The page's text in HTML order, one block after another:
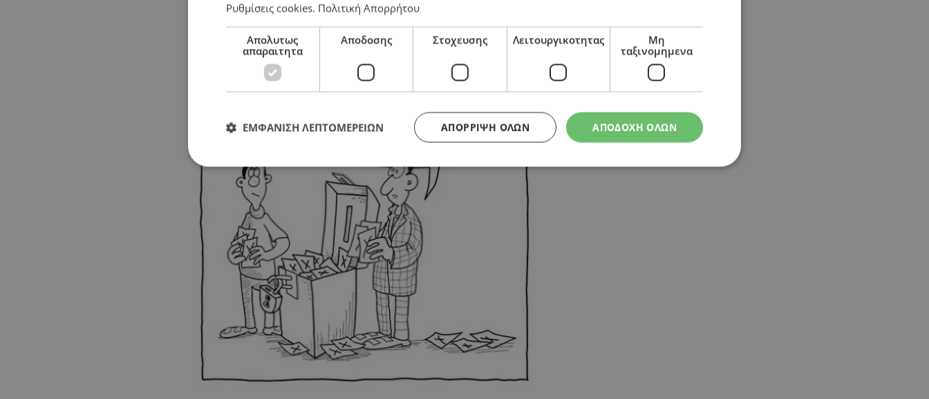
Ρυθμίσεις cookies. Πολιτική Απορρήτου
Απολυτως
απαραιτητα
Αποδοσης Στοχευσης Λειτουργικοτητας
Μη
ταξινομημενα
ΑΠΟΔΟΧΗ ΟΛΩΝ
ΑΠΌΡΡΙΨΗ ΌΛΩΝ
ΕΜΦΑΝΙΣΗ ΛΕΠΤΟΜΕΡΕΙΩΝ